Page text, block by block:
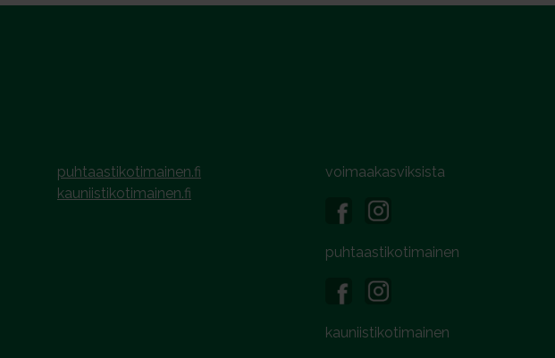
puhtaastikotimainen.fi
kauniistikotimainen.fi
voimaakasviksista
puhtaastikotimainen
kauniistikotimainen